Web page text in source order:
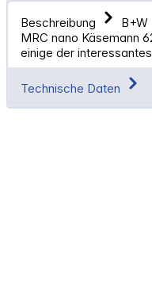
Beschreibung
B+W
MRC nano Käsemann
einige der
Technische Daten